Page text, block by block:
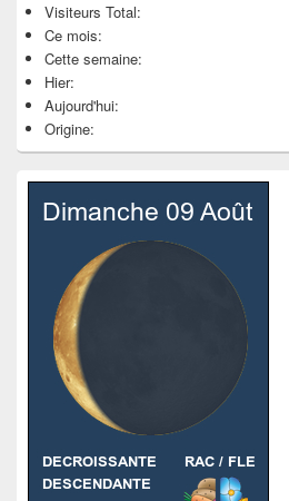
Visiteurs Total:
Ce mois:
Cette semaine:
Hier:
Aujourd'hui:
Origine: